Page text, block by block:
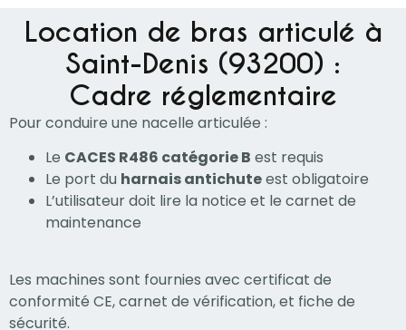
Location de bras articulé à
Saint-Denis (93200) :
Cadre réglementaire
Pour conduire une nacelle articulée :
Le CACES R486 catégorie B est requis
Le port du harnais antichuteest obligatoire
L’utilisateur doit lire la notice et le carnet de
maintenance
Les machines sont fournies avec certificat de
conformité CE, carnet de vérification, et fiche de
sécurité.